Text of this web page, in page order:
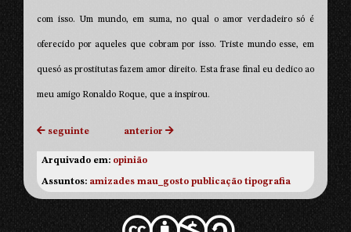
com isso. Um mundo, em suma, no qual o amor verdadeiro só é
oferecido por aqueles que cobram por isso. Triste mundo esse, em
quesó as prostitutas fazem amor direito. Esta frase final eu dedico ao
meu amigo Ronaldo Roque, que a inspirou.
seguinte anterior
Arquivado em: opinião
Assuntos: amizades mau_gosto publicação tipografia